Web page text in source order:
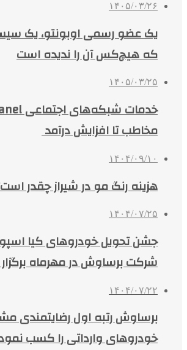
۱۴۰۵/۰۳/۲۶
یک عضو رسمی اوبونتو، یک
که هیچ‌کس آن را ندیده است
۱۴۰۵/۰۳/۲۵
مخاطب تا افزایش درآمد
۱۴۰۴/۰۹/۱۰
هزینه رنگ مو در شیراز چقدر
۱۴۰۴/۰۷/۲۵
جشن تحویل خودروهای کیا
شرکت برساوش در مهرماه
۱۴۰۴/۰۷/۲۲
برساوش رتبه اول رضایتمندی
خودروهای وارداتی را کسب